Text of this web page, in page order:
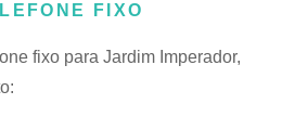
FIXO
fixo para Jardim Imperador,